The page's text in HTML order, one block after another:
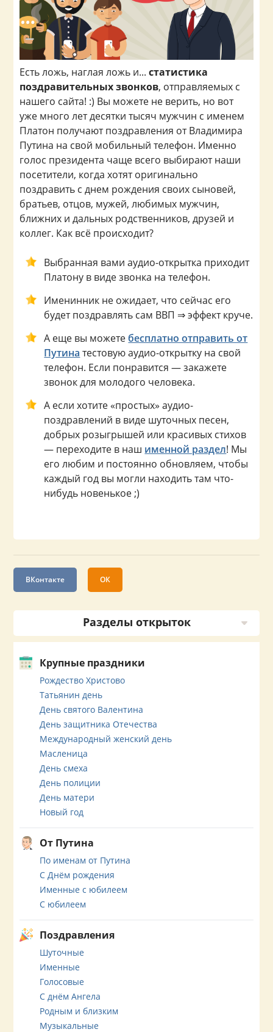
Есть ложь, наглая ложь и...статистика
поздравительных звонков, отправляемых с
нашего сайта! :) Вы можете не верить, но вот
уже много лет десятки тысяч мужчин с именем
Платон получают поздравления от Владимира
Путина на свой мобильный телефон. Именно
голос президента чаще всего выбирают наши
посетители, когда хотят оригинально
поздравить с днем рождения своих сыновей,
братьев, отцов, мужей, любимых мужчин,
ближних и дальных родственников, друзей и
коллег. Как всё происходит?
Выбранная вами аудио-открытка приходит
Платону в виде звонка на телефон.
Именинник не ожидает, что сейчас его
будет поздравлять сам ВВП ⇒ эффект круче.
А еще вы можетебесплатно отправить от
Путина тестовую аудио-открытку на свой
телефон. Если понравится — закажете
звонок для молодого человека.
А если хотите «простых» аудио-
поздравлений в виде шуточных песен,
добрых розыгрышей или красивых стихов
— переходите в наш именной раздел! Мы
его любим и постоянно обновляем, чтобы
каждый год вы могли находить там что-
нибудь новенькое ;)
ВКонтакте ОК
Разделы открыток
Крупные праздники
Рождество Христово
Татьянин день
День святого Валентина
День защитника Отечества
Международный женский день
Масленица
День смеха
День полиции
День матери
Новый год
От Путина
По именам от Путина
С Днём рождения
Именные с юбилеем
С юбилеем
Поздравления
Шуточные
Именные
Голосовые
С днём Ангела
Родным и близким
Музыкальные